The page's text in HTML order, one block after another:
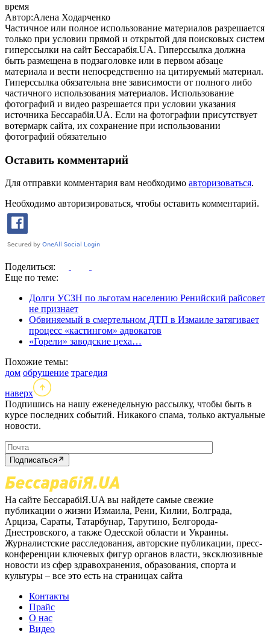
время
Автор:Алена Ходарченко
Частичное или полное использование материалов разрешается
только при условии прямой и открытой для поисковых систем
гиперссылки на сайт Бессарабія.UA. Гиперссылка должна
быть размещена в подзаголовке или в первом абзаце
материала и вести непосредственно на цитируемый материал.
Гиперссылка обязательна вне зависимости от полного либо
частичного использования материалов. Использование
фотографий и видео разрешается при условии указания
источника Бессарабія.UA. Если на фотографии присутствует
вотермарк сайта, их сохранение при использовании
фотографий обязательно
Оставить комментарий
Для отправки комментария вам необходимо авторизоваться.
Необходимо авторизироваться, чтобы оставить комментарий.
Поделиться:
Еще по теме:
Долги УСЗН по льготам населению Ренийский райсовет
не признает
Обвиняемый в смертельном ДТП в Измаиле затягивает
процесс «кастингом» адвокатов
«Горели» заводские цеха…
Похожие темы:
дом обрушение трагедия
наверх
Подпишись на нашу еженедельную рассылку, чтобы быть в
курсе последних событий. Никакого спама, только актуальные
новости.
Подписаться
На сайте БессарабіЯ.UA вы найдете самые свежие
публикации о жизни Измаила, Рени, Килии, Болграда,
Арциза, Сараты, Татарбунар, Тарутино, Белгорода-
Днестровского, а также Одесской области и Украины.
Журналистские расследования, авторские публикации, пресс-
конференции ключевых фигур органов власти, эксклюзивные
новости из сфер здравохранения, образования, спорта и
культуры – все это есть на страницах сайта
Контакты
Прайс
О нас
Видео